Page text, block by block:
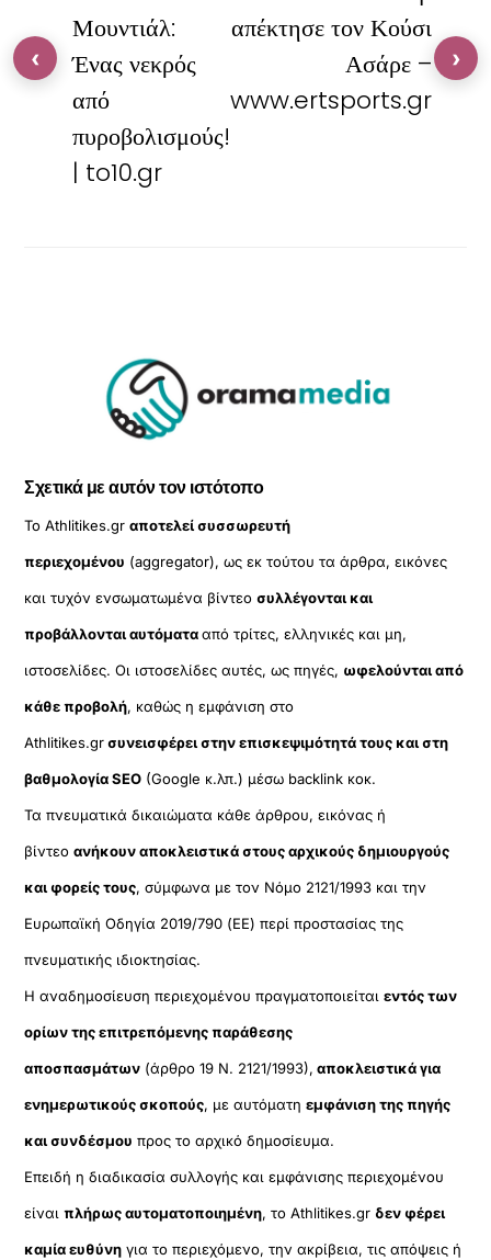
Μουντιάλ:
Ένας νεκρός
από
πυροβολισμούς!
| to10.gr
απέκτησε τον Κούσι
Ασάρε –
www.ertsports.gr
Σχετικά με αυτόν τον ιστότοπο
Το Athlitikes.grαποτελεί συσσωρευτή
περιεχομένου (aggregator), ως εκ τούτου τα άρθρα, εικόνες
και τυχόν ενσωματωμένα βίντεοσυλλέγονται και
προβάλλονται αυτόματααπό τρίτες, ελληνικές και μη,
ιστοσελίδες. Οι ιστοσελίδες αυτές, ως πηγές, ωφελούνται από
κάθε προβολή, καθώς η εμφάνιση στο
Athlitikes.grσυνεισφέρει στην επισκεψιμότητά τους και στη
βαθμολογία SEO (Google κ.λπ.) μέσω backlink κοκ.
Τα πνευματικά δικαιώματα κάθε άρθρου, εικόνας ή
βίντεοανήκουν αποκλειστικά στους αρχικούς δημιουργούς
και φορείς τους, σύμφωνα με τον Νόμο 2121/1993 και την
Ευρωπαϊκή Οδηγία 2019/790 (ΕΕ) περί προστασίας της
πνευματικής ιδιοκτησίας.
Η αναδημοσίευση περιεχομένου πραγματοποιείταιεντός των
ορίων της επιτρεπόμενης παράθεσης
αποσπασμάτων (άρθρο 19 Ν. 2121/1993), αποκλειστικά για
ενημερωτικούς σκοπούς, με αυτόματηεμφάνιση της πηγής
και συνδέσμου προς το αρχικό δημοσίευμα.
Επειδή η διαδικασία συλλογής και εμφάνισης περιεχομένου
είναιπλήρως αυτοματοποιημένη, το Athlitikes.gr δεν φέρει
καμία ευθύνη για το περιεχόμενο, την ακρίβεια, τις απόψεις ή
‹ ›